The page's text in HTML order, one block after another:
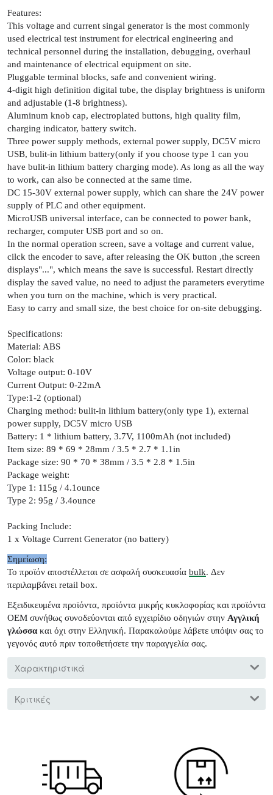
Features:
This voltage and current singal generator is the most commonly
used electrical test instrument for electrical engineering and
technical personnel during the installation, debugging, overhaul
and maintenance of electrical equipment on site.
Pluggable terminal blocks, safe and convenient wiring.
4-digit high definition digital tube, the display brightness is uniform
and adjustable (1-8 brightness).
Aluminum knob cap, electroplated buttons, high quality film,
charging indicator, battery switch.
Three power supply methods, external power supply, DC5V micro
USB, bulit-in lithium battery(only if you choose type 1 can you
have bulit-in lithium battery charging mode). As long as all the way
to work, can also be connected at the same time.
DC 15-30V external power supply, which can share the 24V power
supply of PLC and other equipment.
MicroUSB universal interface, can be connected to power bank,
recharger, computer USB port and so on.
In the normal operation screen, save a voltage and current value,
cilck the encoder to save, after releasing the OK button ,the screen
displays"...", which means the save is successful. Restart directly
display the saved value, no need to adjust the parameters everytime
when you turn on the machine, which is very practical.
Easy to carry and small size, the best choice for on-site debugging.
Specifications:
Material: ABS
Color: black
Voltage output: 0-10V
Current Output: 0-22mA
Type:1-2 (optional)
Charging method: bulit-in lithium battery(only type 1), external
power supply, DC5V micro USB
Battery: 1 * lithium battery, 3.7V, 1100mAh (not included)
Item size: 89 * 69 * 28mm / 3.5 * 2.7 * 1.1in
Package size: 90 * 70 * 38mm / 3.5 * 2.8 * 1.5in
Package weight:
Type 1: 115g / 4.1ounce
Type 2: 95g / 3.4ounce
Packing Include:
1 x Voltage Current Generator (no battery)
Σημείωση:
Το προϊόν αποστέλλεται σε ασφαλή συσκευασία bulk. Δεν
περιλαμβάνει retail box.
Εξειδικευμένα προϊόντα, προϊόντα μικρής κυκλοφορίας και προϊόντα
OEM συνήθως συνοδεύονται από εγχειρίδιο οδηγιών στην Αγγλική
γλώσσακαι όχι στην Ελληνική. Παρακαλούμε λάβετε υπόψιν σας το
γεγονός αυτό πριν τοποθετήσετε την παραγγελία σας.
Χαρακτηριστικά
Κριτικές